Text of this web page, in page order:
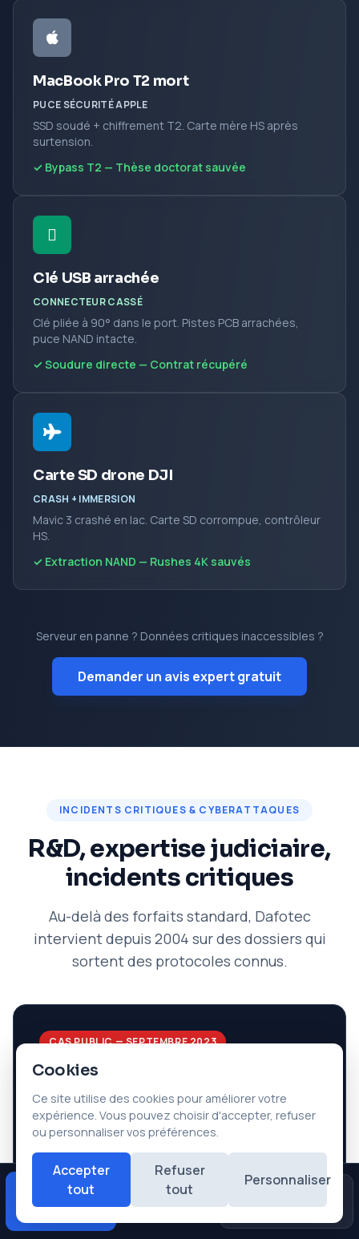
MacBook Pro T2 mort
PUCE SÉCURITÉ APPLE
SSD soudé + chiffrement T2. Carte mère HS après
surtension.
✓ Bypass T2 — Thèse doctorat sauvée
Clé USB arrachée
CONNECTEUR CASSÉ
Clé pliée à 90° dans le port. Pistes PCB arrachées,
puce NAND intacte.
✓ Soudure directe — Contrat récupéré
Carte SD drone DJI
CRASH + IMMERSION
Mavic 3 crashé en lac. Carte SD corrompue, contrôleur
HS.
✓ Extraction NAND — Rushes 4K sauvés
Serveur en panne ? Données critiques inaccessibles ?
Demander un avis expert gratuit
INCIDENTS CRITIQUES & CYBERATTAQUES
R&D, expertise judiciaire,
incidents critiques
Au-delà des forfaits standard, Dafotec
intervient depuis 2004 sur des dossiers qui
sortent des protocoles connus.
CAS PUBLIC — SEPTEMBRE 2023
Cyberattaque ransomware Black
Basta — Cristallerie Baccarat
Dafotec est intervenu en récupération de
données lors de la cyberattaque Black Basta
contre la cristallerie Baccarat en septembre
2023(incident rendu public)
. Mission de
récupération des données critiques sur
configuration RAID compromise, en amont de la
Cookies
Ce site utilise des cookies pour améliorer votre
expérience. Vous pouvez choisir d'accepter, refuser
ou personnaliser vos préférences.
Accepter
tout
Refuser
tout
Personnaliser
Diagnostic
gratuit
Google